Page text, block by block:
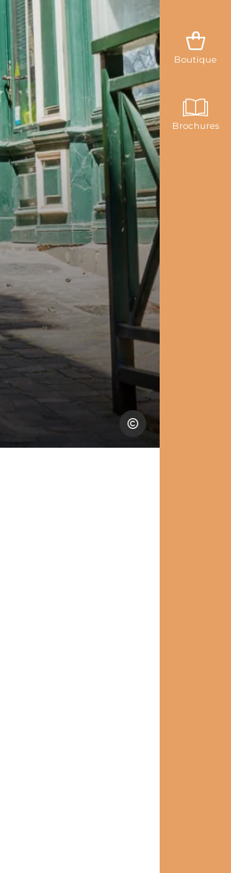
Les Conteurs
Boutique
Brochures